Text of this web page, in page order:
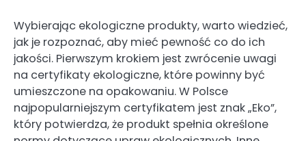
Wybierając ekologiczne produkty, warto wiedzieć,
jak je rozpoznać, aby mieć pewność co do ich
jakości. Pierwszym krokiem jest zwrócenie uwagi
na certyfikaty ekologiczne, które powinny być
umieszczone na opakowaniu. W Polsce
najpopularniejszym certyfikatem jest znak „Eko”,
który potwierdza, że produkt spełnia określone